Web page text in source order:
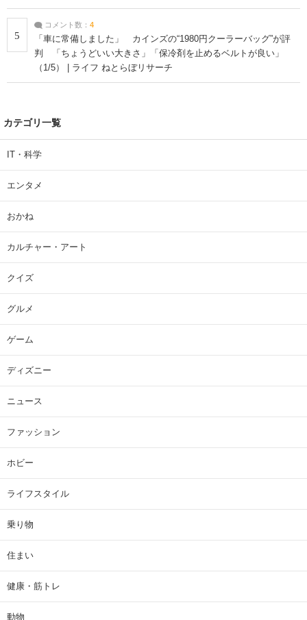
5
コメント数： 4
「車に常備しました」 カインズの“1980円クーラーバッグ”が評
判 「ちょうどいい大きさ」「保冷剤を止めるベルトが良い」
（1/5） | ライフ ねとらぼリサーチ
カテゴリ一覧
IT・科学
エンタメ
おかね
カルチャー・アート
クイズ
グルメ
ゲーム
ディズニー
ニュース
ファッション
ホビー
ライフスタイル
乗り物
住まい
健康・筋トレ
動物